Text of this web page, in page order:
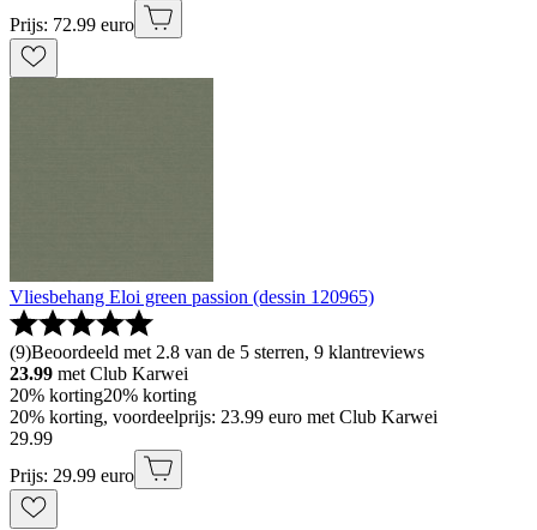
Prijs: 72.99 euro
Vliesbehang Eloi green passion (dessin 120965)
(9)Beoordeeld met 2.8 van de 5 sterren, 9 klantreviews
23.99 met Club Karwei
20% korting20% korting
20% korting, voordeelprijs: 23.99 euro met Club Karwei
29.99
Prijs: 29.99 euro